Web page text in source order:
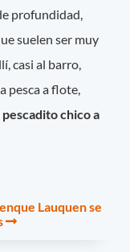
profundidad,
suelen ser muy
casi al barro,
pesca a flote,
chico a
Lauquen se